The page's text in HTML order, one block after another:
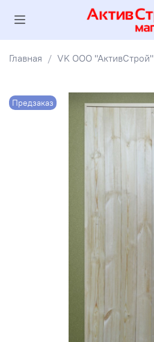
Главная VK ООО "АктивСтрой"
Предзаказ